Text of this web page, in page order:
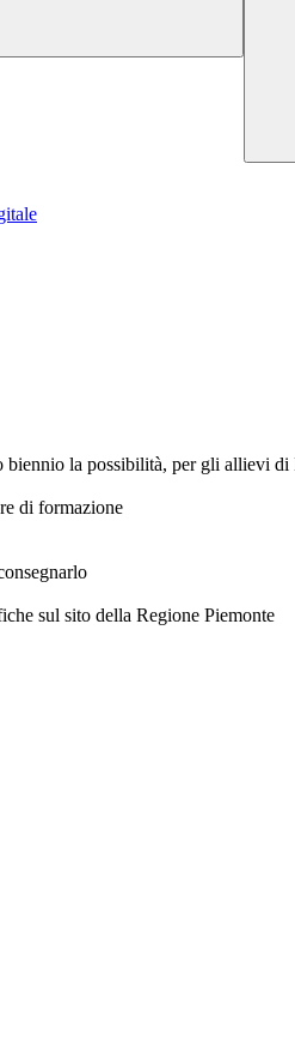
la possibilità, per gli allievi
di formazione
sul sito della Regione Piemonte